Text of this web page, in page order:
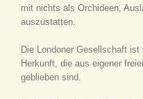
mit nichts als Orchideen,
auszustatten.
Die Londoner Gesellschaft
Herkunft, die aus eigener
geblieben sind.